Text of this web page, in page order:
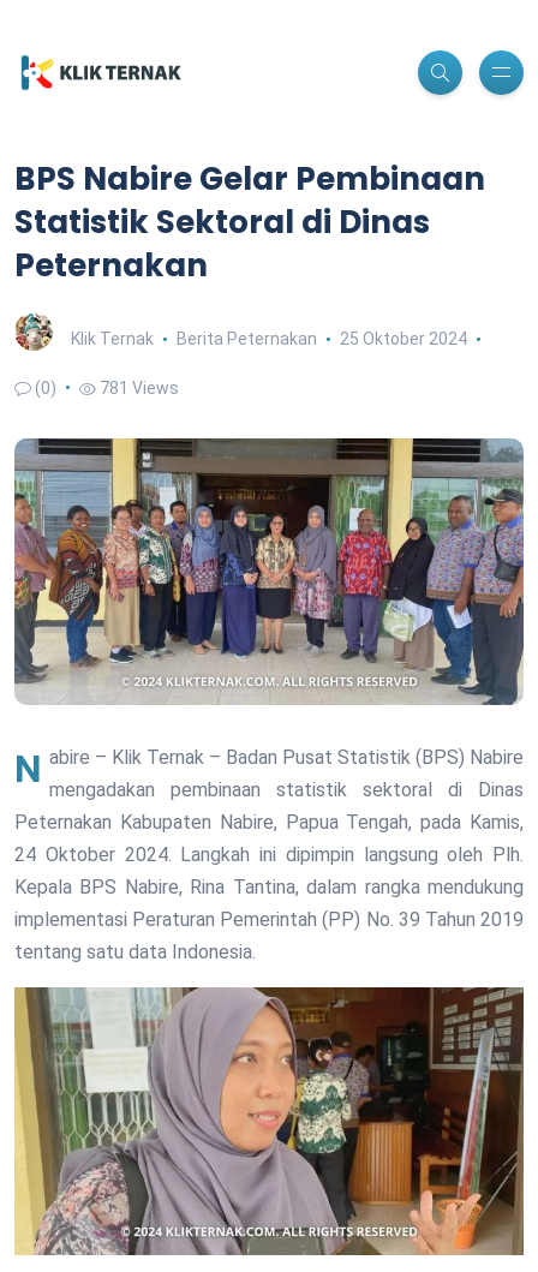
BPS Nabire Gelar Pembinaan
Statistik Sektoral di Dinas
Peternakan
Klik Ternak Berita Peternakan 25 Oktober 2024
(0) 781 Views
Nabire – Klik Ternak – Badan Pusat Statistik (BPS) Nabire mengadakan pembinaan statistik sektoral di Dinas
Peternakan Kabupaten Nabire, Papua Tengah, pada Kamis,
24 Oktober 2024. Langkah ini dipimpin langsung oleh Plh.
Kepala BPS Nabire, Rina Tantina, dalam rangka mendukung
implementasi Peraturan Pemerintah (PP) No. 39 Tahun 2019
tentang satu data Indonesia.